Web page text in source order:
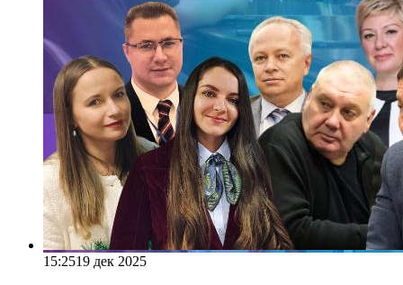
15:2519 дек 2025